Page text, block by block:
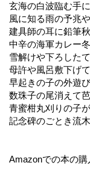
玄海の白波臨む手
風に知る雨の予兆
建具師の耳に鉛筆
中辛の海軍カレー
雪解けや下ろした
母許や風呂敷下げ
早起きの子の外遊
数珠子の尾消えて
青蜜柑丸刈りの子
記念碑のごとき流
Amazonでの本の